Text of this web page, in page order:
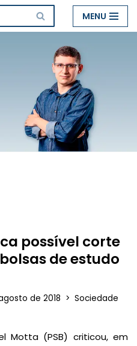
MENU
possível corte
de estudo
de 2018 Sociedade
Motta (PSB) criticou, em